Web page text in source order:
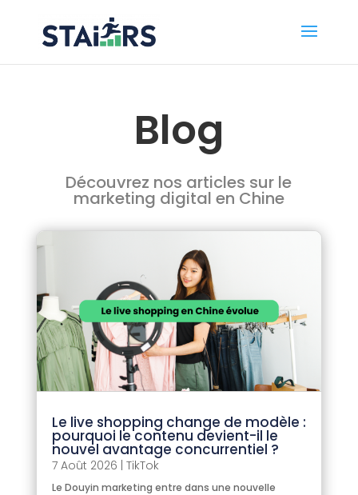
Blog
Découvrez nos articles sur le
marketing digital en Chine
Le live shopping change de modèle :
pourquoi le contenu devient-il le
nouvel avantage concurrentiel ?
7 Août 2026 TikTok
Le Douyin marketing entre dans une nouvelle